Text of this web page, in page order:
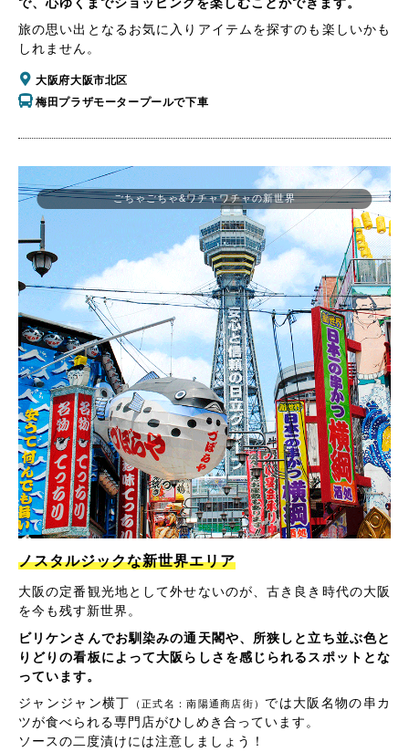
旅の思い出となるお気に入りアイテムを探すのも楽しいかも
しれません。
大阪府大阪市北区
梅田プラザモータープールで下車
ごちゃごちゃ&ワチャワチャの新世界
ノスタルジックな新世界エリア
大阪の定番観光地として外せないのが、古き良き時代の大阪
を今も残す新世界。
ビリケンさんでお馴染みの通天閣や、所狭しと立ち並ぶ色と
りどりの看板によって大阪らしさを感じられるスポットとな
っています。
ジャンジャン横丁
（正式名：南陽通商店街） では大阪名物の串カ
ツが食べられる専門店がひしめき合っています。
ソースの二度漬けには注意しましょう！